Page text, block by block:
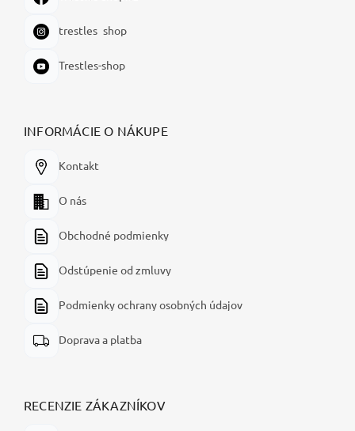
trestles_shop
Trestles-shop
INFORMÁCIE O NÁKUPE
Kontakt
O nás
Obchodné podmienky
Odstúpenie od zmluvy
Podmienky ochrany osobných údajov
Doprava a platba
RECENZIE ZÁKAZNÍKOV